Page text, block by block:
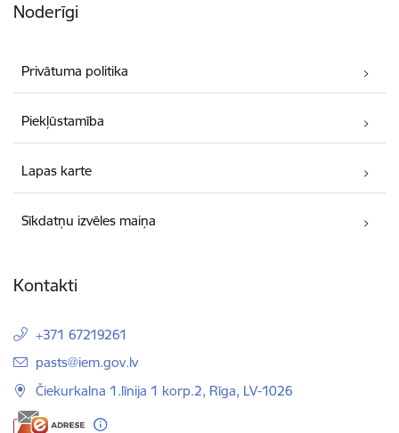
Noderīgi
Privātuma politika
Piekļūstamība
Lapas karte
Sīkdatņu izvēles maiņa
Kontakti
+371 67219261
E-pasts:
pasts@iem.gov.lv
Čiekurkalna 1.līnija 1 korp.2, Rīga, LV-1026